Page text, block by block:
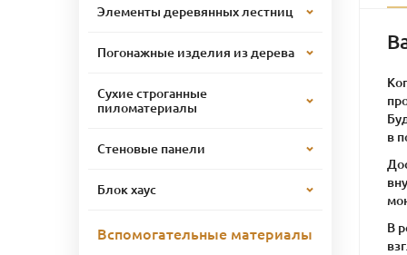
в
В
Элементы деревянных лестниц
Погонажные изделия из дерева
Сухие строганные
пиломатериалы
Стеновые панели
Блок хаус
Вспомогательные материалы